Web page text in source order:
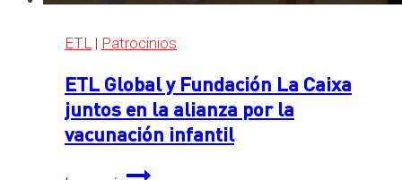
ETL | Patrocinios
ETL Global y Fundación La Caixa
juntos en la alianza por la
vacunación infantil
ETL